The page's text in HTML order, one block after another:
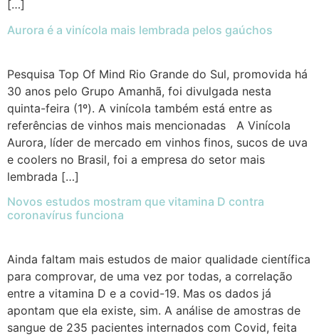
[…]
Aurora é a vinícola mais lembrada pelos gaúchos
Pesquisa Top Of Mind Rio Grande do Sul, promovida há
30 anos pelo Grupo Amanhã, foi divulgada nesta
quinta-feira (1º). A vinícola também está entre as
referências de vinhos mais mencionadas A Vinícola
Aurora, líder de mercado em vinhos finos, sucos de uva
e coolers no Brasil, foi a empresa do setor mais
lembrada […]
Novos estudos mostram que vitamina D contra
coronavírus funciona
Ainda faltam mais estudos de maior qualidade científica
para comprovar, de uma vez por todas, a correlação
entre a vitamina D e a covid-19. Mas os dados já
apontam que ela existe, sim. A análise de amostras de
sangue de 235 pacientes internados com Covid, feita